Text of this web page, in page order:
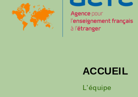
ACCUEIL
L'équipe